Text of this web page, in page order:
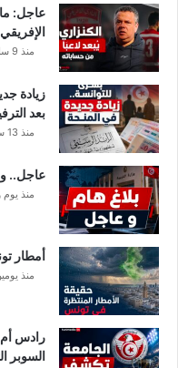
و
ة
عاجل:
الإفريقي
منذ 9 ساعات
زيادة
بعد
منذ 13 ساعة
عاجل..
منذ يوم
أمطار
منذ
رادس أم
السوبر